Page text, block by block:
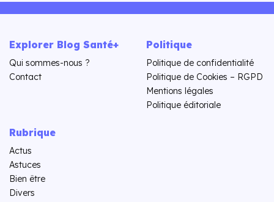
Explorer Blog Santé+
Qui sommes-nous ?
Contact
Politique
Politique de confidentialité
Politique de Cookies – RGPD
Mentions légales
Politique éditoriale
Rubrique
Actus
Astuces
Bien être
Divers